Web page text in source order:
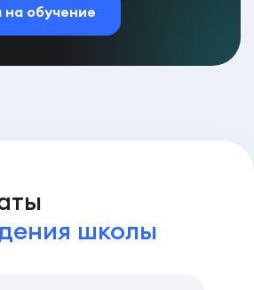
на обучение
школы